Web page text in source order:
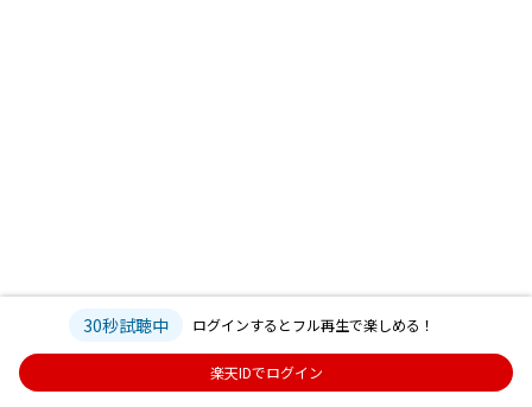
30秒試聴中 ログインするとフル再生で楽しめる！
楽天IDでログイン